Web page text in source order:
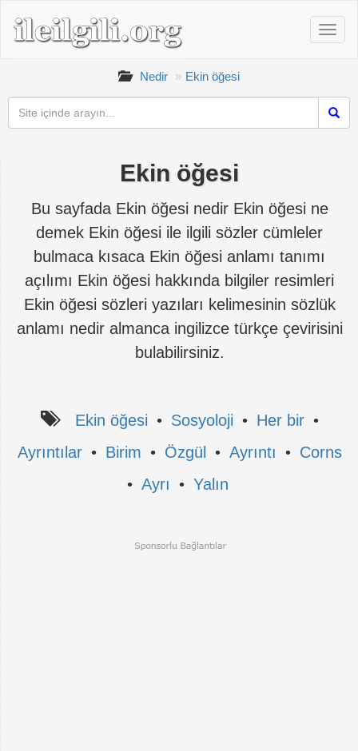
Nedir Ekin öğesi
Ekin öğesi
Bu sayfada Ekin öğesi nedir Ekin öğesi ne
demek Ekin öğesi ile ilgili sözler cümleler
bulmaca kısaca Ekin öğesi anlamı tanımı
açılımı Ekin öğesi hakkında bilgiler resimleri
Ekin öğesi sözleri yazıları kelimesinin sözlük
anlamı nedir almanca ingilizce türkçe çevirisini
bulabilirsiniz.
Ekin öğesi • Sosyoloji • Her bir •
Ayrıntılar • Birim • Özgül • Ayrıntı • Corns
• Ayrı • Yalın